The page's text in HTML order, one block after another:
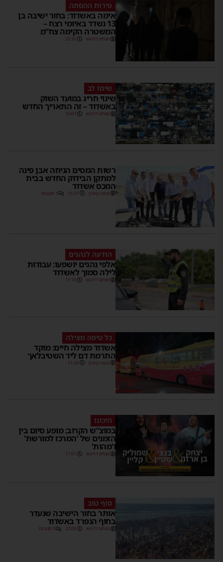
פירות ההסתה
אימה באשדוד: בחור ישיבה בן
13 נשדד באיומי רצח –
המשטרה הקימה צח”מ
מנחם דויטש 22:32
שימו לב
שינוי חריג במועד השוק
באשדוד – זה התאריך החדש
מנחם דויטש 16:07
רשות המסים הניחה אבן פינה
למתקן הבידוק החדש בבית
המכס אשדוד
משה קאהן 15:37 1 תגובות
הודעה לנהגים
אלפי נהגים יושפעו: עבודות
לילה סמוך לאשדוד
מנחם דויטש 11:10
כל טיפה מצילה
אשדוד מצילה חיים: מוקד
התרמת דם ליד השטיבלאך
משה קאהן 11:05
היכונו
במוצ”ש הקרוב: מופע סיום בין
הזמנים של 'המרכז למורשת'
ו'מהות'
מנחם דויטש 11:01
סוף טוב
אותר בחור הישיבה שנעדר
בחוף הנפרד באשדוד
מנחם דויטש 22:08 3 תגובות